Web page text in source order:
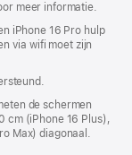
meer informatie.
iPhone 16 Pro hulp
via wifi moet zijn
de schermen
cm (iPhone 16 Plus),
Max) diagonaal.